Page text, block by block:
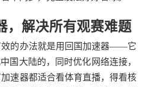
，解决所有观赛难题
效的办法就是用回国加速器——它
国大陆的，同时优化网络连接，
速器都适合看体育直播，得看核